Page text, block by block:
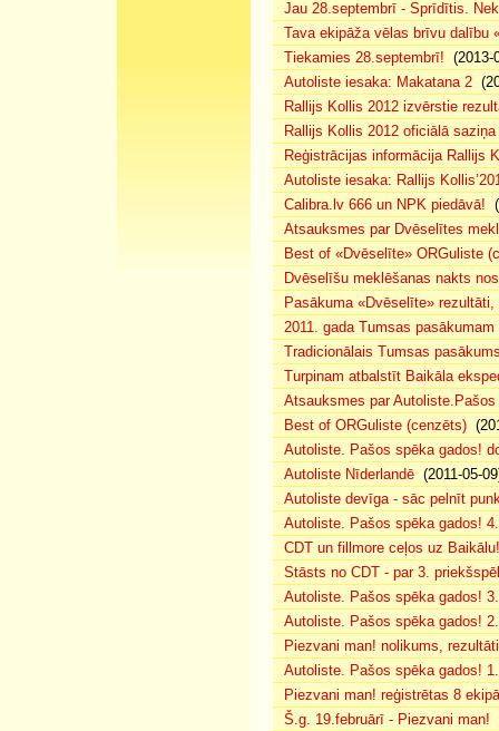
Jau 28.septembrī - Sprīdītis.
Tava ekipāža vēlas brīvu dalību
Tiekamies 28.septembrī! (2013-
Autoliste iesaka: Makatana 2
Rallijs Kollis 2012 izvērstie
Rallijs Kollis 2012 oficiālā saziņa
Reģistrācijas informācija Rallijs
Autoliste iesaka: Rallijs
Calibra.lv 666 un NPK piedāvā!
Atsauksmes par Dvēselītes
Best of «Dvēselīte» ORGuliste
Dvēselīšu meklēšanas nakts
Pasākuma «Dvēselīte»
2011. gada Tumsas
Tradicionālais Tumsas
Turpinam atbalstīt Baikāla
Atsauksmes par
Best of ORGuliste (cenzēts)
Autoliste. Pašos spēka gados!
Autoliste Nīderlandē (2011-05-
Autoliste devīga - sāc pelnīt
Autoliste. Pašos spēka gados!
CDT un fillmore ceļos uz Baikālu!
Stāsts no CDT - par 3.
Autoliste. Pašos spēka gados!
Autoliste. Pašos spēka gados!
Piezvani man! nolikums,
Autoliste. Pašos spēka gados!
Piezvani man! reģistrētas 8
Š.g. 19.februārī - Piezvani man!